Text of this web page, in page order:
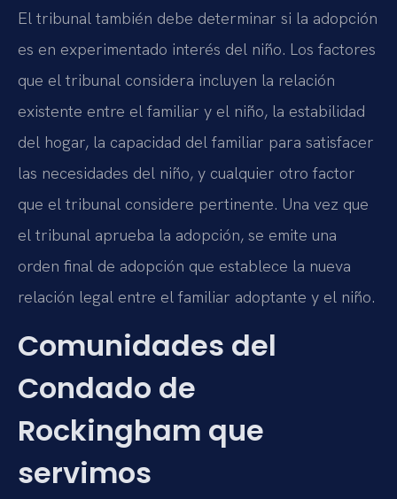
El tribunal también debe determinar si la adopción
es en experimentado interés del niño. Los factores
que el tribunal considera incluyen la relación
existente entre el familiar y el niño, la estabilidad
del hogar, la capacidad del familiar para satisfacer
las necesidades del niño, y cualquier otro factor
que el tribunal considere pertinente. Una vez que
el tribunal aprueba la adopción, se emite una
orden final de adopción que establece la nueva
relación legal entre el familiar adoptante y el niño.
Comunidades del
Condado de
Rockingham que
servimos